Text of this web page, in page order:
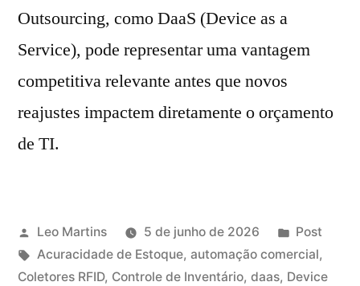
Outsourcing, como DaaS (Device as a
Service), pode representar uma vantagem
competitiva relevante antes que novos
reajustes impactem diretamente o orçamento
de TI.
Leo Martins 5 de junho de 2026
Post
Acuracidade de Estoque, automação comercial,
Coletores RFID, Controle de Inventário, daas, Device